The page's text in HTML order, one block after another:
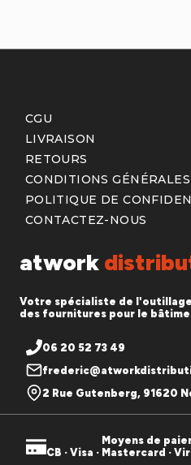
atwork
Votre spécialiste de
des fournitures pour le
06 20 52 73 49
2 Rue Gutenberg, 91620
CGU
LIVRAISON
RETOURS
CONDITIONS GÉNÉRALES
POLITIQUE DE
CONTACTEZ-NOUS
Moyens de
CB · Visa · Mastercard ·